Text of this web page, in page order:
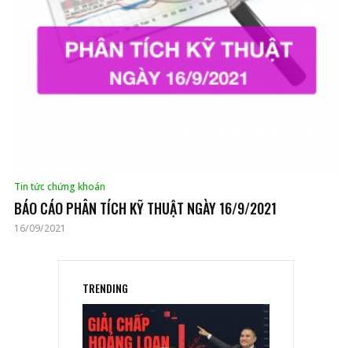
Tin tức chứng khoán
BÁO CÁO PHÂN TÍCH KỸ THUẬT NGÀY 16/9/2021
16/09/2021
TRENDING